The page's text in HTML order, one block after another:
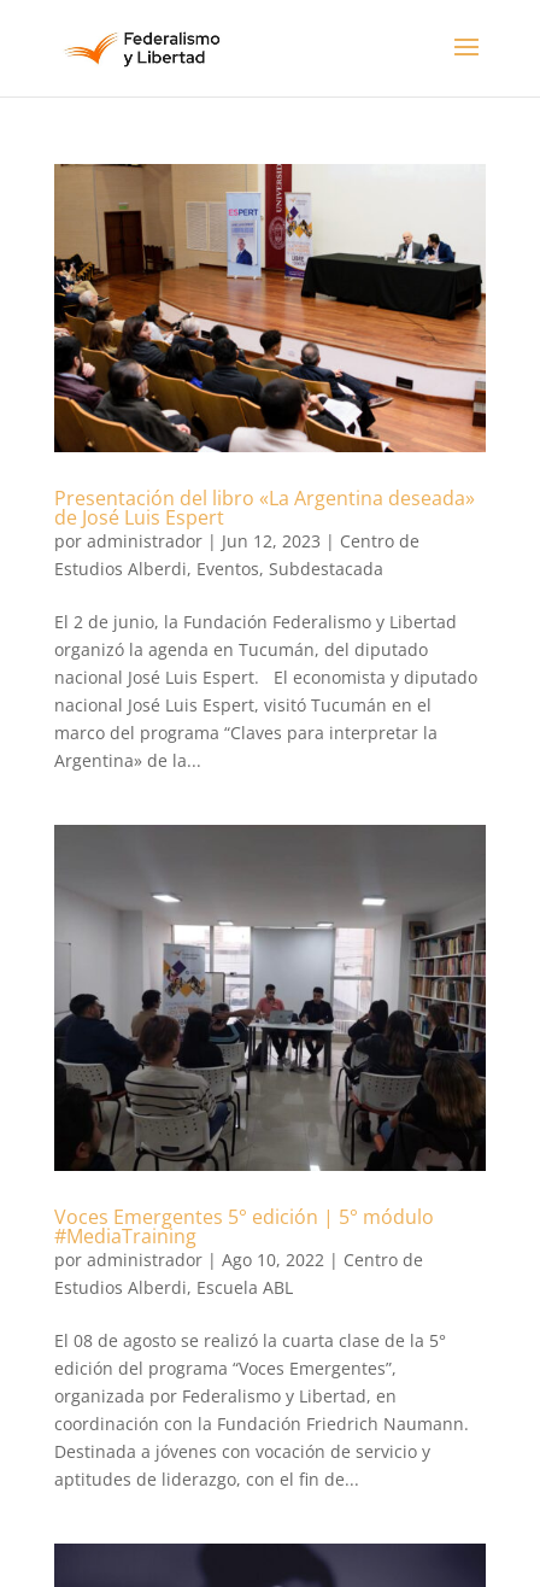
Presentación del libro «La Argentina deseada»
de José Luis Espert
por administrador| Jun 12, 2023 | Centro de
Estudios Alberdi, Eventos, Subdestacada
El 2 de junio, la Fundación Federalismo y Libertad
organizó la agenda en Tucumán, del diputado
nacional José Luis Espert. El economista y diputado
nacional José Luis Espert, visitó Tucumán en el
marco del programa “Claves para interpretar la
Argentina» de la...
Voces Emergentes 5° edición | 5° módulo
#MediaTraining
por administrador| Ago 10, 2022 | Centro de
Estudios Alberdi, Escuela ABL
El 08 de agosto se realizó la cuarta clase de la 5°
edición del programa “Voces Emergentes”,
organizada por Federalismo y Libertad, en
coordinación con la Fundación Friedrich Naumann.
Destinada a jóvenes con vocación de servicio y
aptitudes de liderazgo, con el fin de...